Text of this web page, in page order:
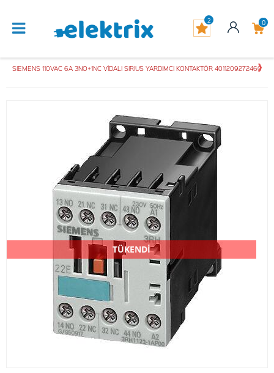
0
2
SIEMENS 110VAC 6A 3NO+1NC VİDALI SIRIUS YARDIMCI KONTAKTÖR 4011209272460
TÜKENDİ